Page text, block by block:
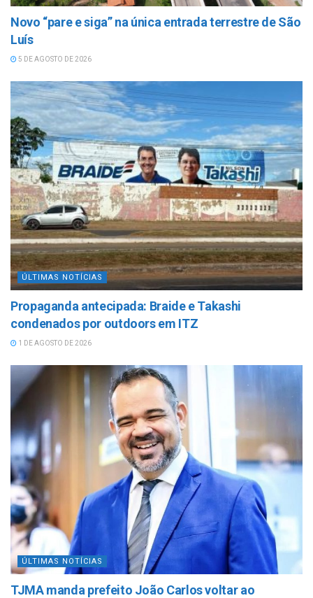
Novo “pare e siga” na única entrada terrestre de São
Luís
5 DE AGOSTO DE 2026
ÚLTIMAS NOTÍCIAS
Propaganda antecipada: Braide e Takashi
condenados por outdoors em ITZ
1 DE AGOSTO DE 2026
ÚLTIMAS NOTÍCIAS
TJMA manda prefeito João Carlos voltar ao